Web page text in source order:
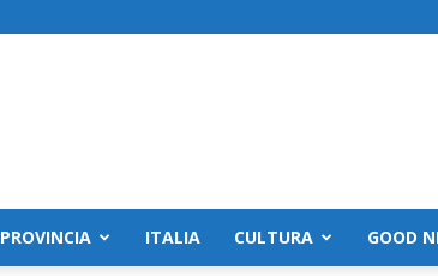
PROVINCIA ITALIA CULTURA GOOD